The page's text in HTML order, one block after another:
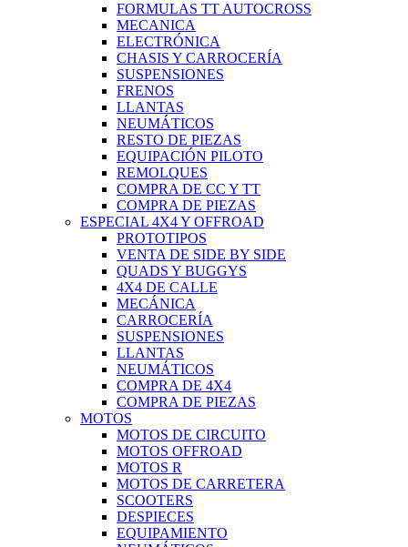
FORMULAS TT AUTOCROSS
MECANICA
ELECTRÓNICA
CHASIS Y CARROCERÍA
SUSPENSIONES
FRENOS
LLANTAS
NEUMÁTICOS
RESTO DE PIEZAS
EQUIPACIÓN PILOTO
REMOLQUES
COMPRA DE CC Y TT
COMPRA DE PIEZAS
ESPECIAL 4X4 Y OFFROAD
PROTOTIPOS
VENTA DE SIDE BY SIDE
QUADS Y BUGGYS
4X4 DE CALLE
MECÁNICA
CARROCERÍA
SUSPENSIONES
LLANTAS
NEUMÁTICOS
COMPRA DE 4X4
COMPRA DE PIEZAS
MOTOS
MOTOS DE CIRCUITO
MOTOS OFFROAD
MOTOS R
MOTOS DE CARRETERA
SCOOTERS
DESPIECES
EQUIPAMIENTO